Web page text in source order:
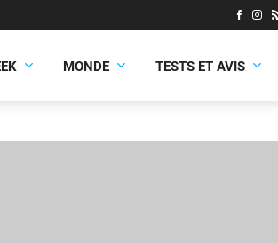
MONDE TESTS ET AVIS